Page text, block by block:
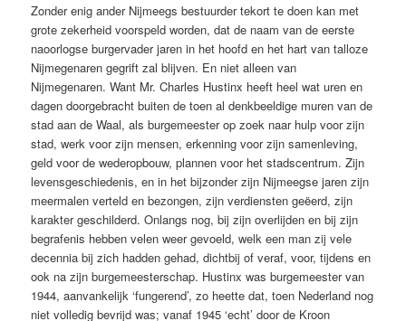
Zonder enig ander Nijmeegs bestuurder tekort te doen kan met
grote zekerheid voorspeld worden, dat de naam van de eerste
naoorlogse burgervader jaren in het hoofd en het hart van talloze
Nijmegenaren gegrift zal blijven. En niet alleen van
Nijmegenaren. Want Mr. Charles Hustinx heeft heel wat uren en
dagen doorgebracht buiten de toen al denkbeeldige muren van de
stad aan de Waal, als burgemeester op zoek naar hulp voor zijn
stad, werk voor zijn mensen, erkenning voor zijn samenleving,
geld voor de wederopbouw, plannen voor het stadscentrum. Zijn
levensgeschiedenis, en in het bijzonder zijn Nijmeegse jaren zijn
meermalen verteld en bezongen, zijn verdiensten geëerd, zijn
karakter geschilderd. Onlangs nog, bij zijn overlijden en bij zijn
begrafenis hebben velen weer gevoeld, welk een man zij vele
decennia bij zich hadden gehad, dichtbij of veraf, voor, tijdens en
ook na zijn burgemeesterschap. Hustinx was burgemeester van
1944, aanvankelijk ‘fungerend’, zo heette dat, toen Nederland nog
niet volledig bevrijd was; vanaf 1945 ‘echt’ door de Kroon